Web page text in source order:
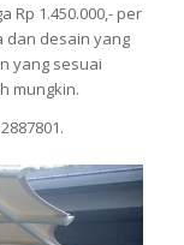
Rp 1.450.000,- per
dan desain yang
yang sesuai
mungkin.